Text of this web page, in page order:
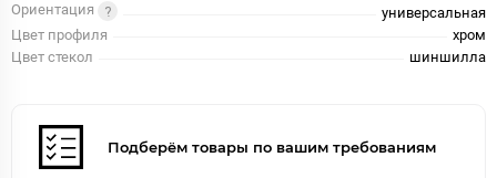
Ориентация
универсальная
Цвет профиля
хром
Цвет стекол
шиншилла
Подберём товары по вашим требованиям